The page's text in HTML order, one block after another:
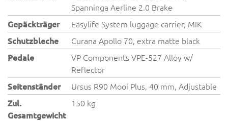
Spanninga Aerline 2.0 Brake
Gepäckträger
Easylife System luggage carrier, MIK
Schutzbleche
Curana Apollo 70, extra matte black
Pedale
VP Components VPE-527 Alloy w/
Reflector
Seitenständer
Ursus R90 Mooi Plus, 40 mm, Adjustable
Zul.
Gesamtgewicht
150 kg